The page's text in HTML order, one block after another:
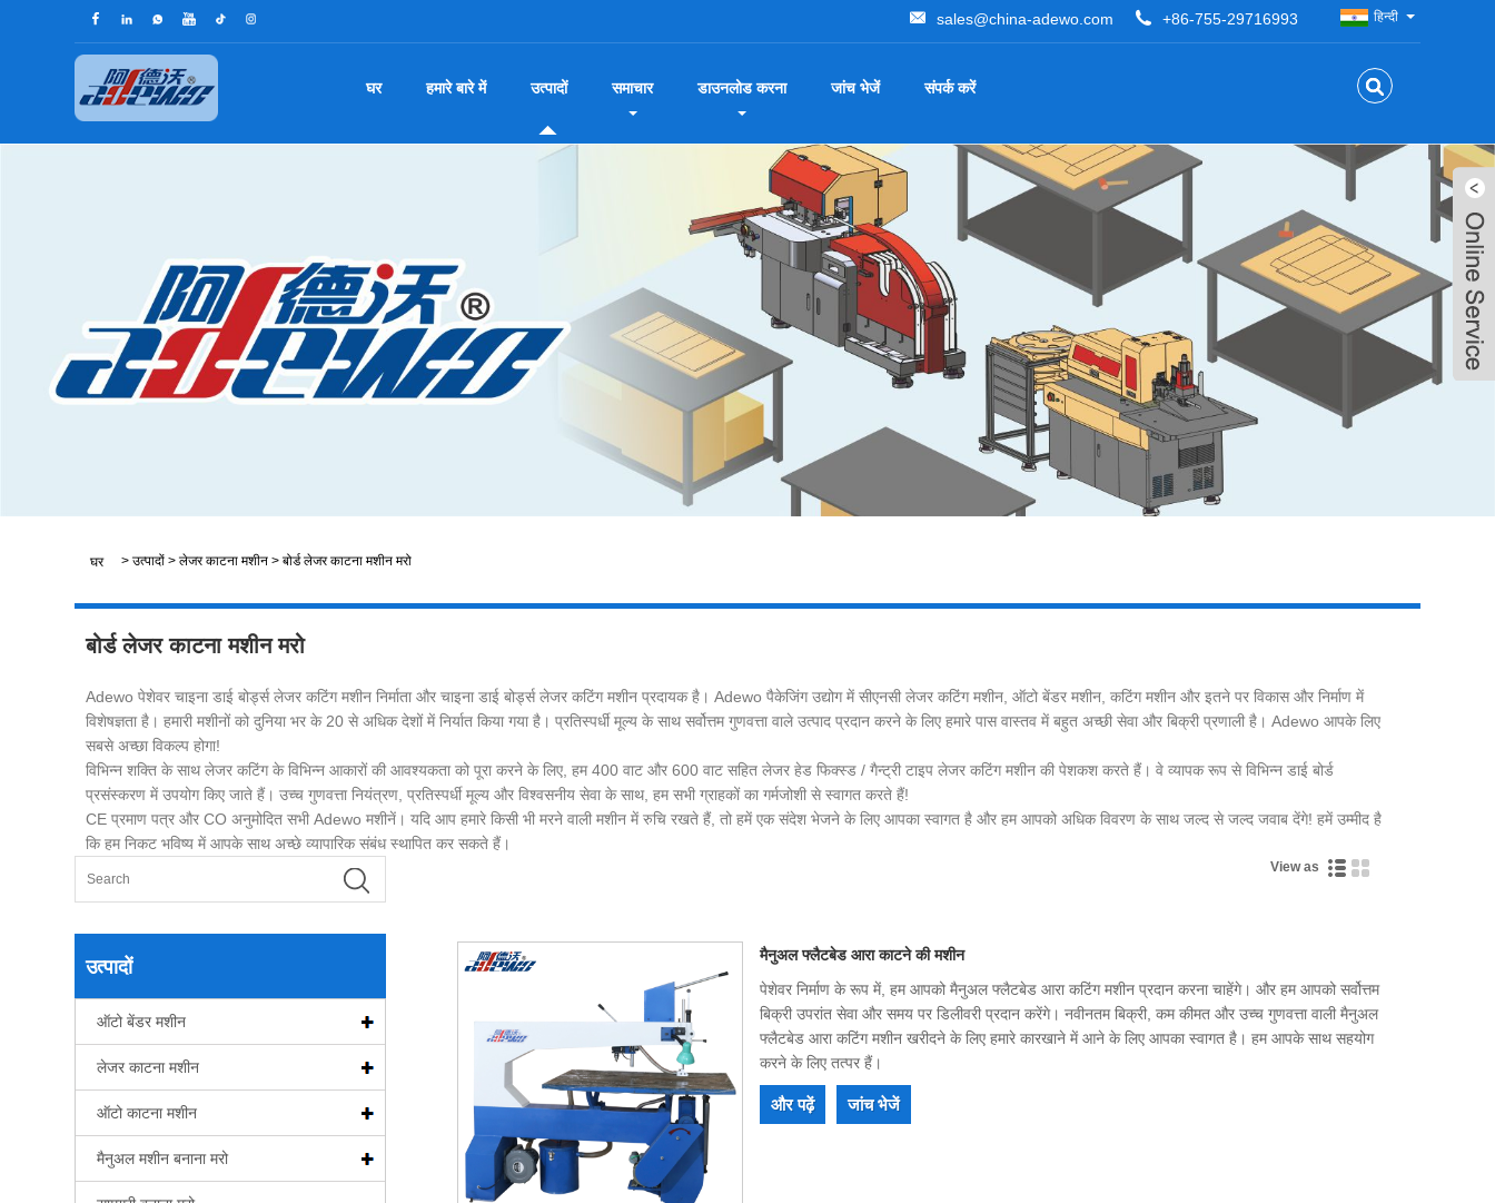
+86-755-29716993
sales@china-adewo.com हिन्दी
घर हमारे बारे में उत्पादों समाचार डाउनलोड करना जांच भेजें संपर्क करें
घर > उत्पादों >लेजर काटना मशीन >बोर्ड लेजर काटना मशीन मरो
बोर्ड लेजर काटना मशीन मरो
Adewo पेशेवर चाइना डाई बोर्ड्स लेजर कटिंग मशीन निर्माता और चाइना डाई बोर्ड्स लेजर कटिंग मशीन प्रदायक है। Adewo पैकेजिंग उद्योग में सीएनसी लेजर कटिंग मशीन, ऑटो बेंडर मशीन, कटिंग मशीन और इतने पर विकास और निर्माण में
विशेषज्ञता है। हमारी मशीनों को दुनिया भर के 20 से अधिक देशों में निर्यात किया गया है। प्रतिस्पर्धी मूल्य के साथ सर्वोत्तम गुणवत्ता वाले उत्पाद प्रदान करने के लिए हमारे पास वास्तव में बहुत अच्छी सेवा और बिक्री प्रणाली है। Adewo आपके लिए
सबसे अच्छा विकल्प होगा!
विभिन्न शक्ति के साथ लेजर कटिंग के विभिन्न आकारों की आवश्यकता को पूरा करने के लिए, हम 400 वाट और 600 वाट सहित लेजर हेड फिक्स्ड / गैन्ट्री टाइप लेजर कटिंग मशीन की पेशकश करते हैं। वे व्यापक रूप से विभिन्न डाई बोर्ड
प्रसंस्करण में उपयोग किए जाते हैं। उच्च गुणवत्ता नियंत्रण, प्रतिस्पर्धी मूल्य और विश्वसनीय सेवा के साथ, हम सभी ग्राहकों का गर्मजोशी से स्वागत करते हैं!
CE प्रमाण पत्र और CO अनुमोदित सभी Adewo मशीनें। यदि आप हमारे किसी भी मरने वाली मशीन में रुचि रखते हैं, तो हमें एक संदेश भेजने के लिए आपका स्वागत है और हम आपको अधिक विवरण के साथ जल्द से जल्द जवाब देंगे! हमें उम्मीद है
कि हम निकट भविष्य में आपके साथ अच्छे व्यापारिक संबंध स्थापित कर सकते हैं।
उत्पादों
ऑटो बेंडर मशीन
लेजर काटना मशीन
ऑटो काटना मशीन
मैनुअल मशीन बनाना मरो
View as
मैनुअल फ्लैटबेड आरा काटने की मशीन
पेशेवर निर्माण के रूप में, हम आपको मैनुअल फ्लैटबेड आरा कटिंग मशीन प्रदान करना चाहेंगे। और हम आपको सर्वोत्तम
बिक्री उपरांत सेवा और समय पर डिलीवरी प्रदान करेंगे। नवीनतम बिक्री, कम कीमत और उच्च गुणवत्ता वाली मैनुअल
फ्लैटबेड आरा कटिंग मशीन खरीदने के लिए हमारे कारखाने में आने के लिए आपका स्वागत है। हम आपके साथ सहयोग
करने के लिए तत्पर हैं।
और पढ़ें जांच भेजें